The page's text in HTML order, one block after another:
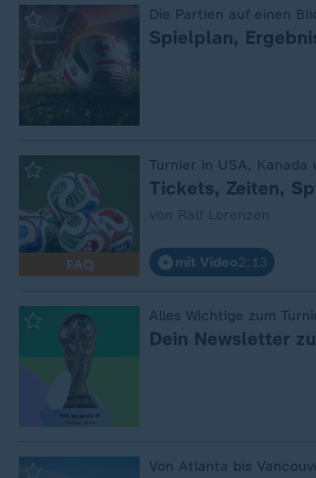
Die Partien auf einen
Spielplan,
FAQ
Turnier in USA, Kanada
Tickets, Zeiten,
mit Video2:13
Alles Wichtige zum
Dein Newsletter
Von Atlanta bis